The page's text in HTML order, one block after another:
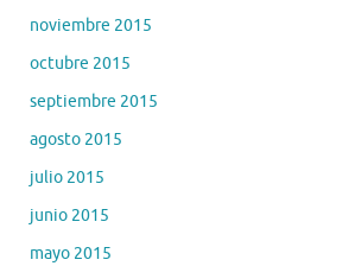
noviembre 2015
octubre 2015
septiembre 2015
agosto 2015
julio 2015
junio 2015
mayo 2015